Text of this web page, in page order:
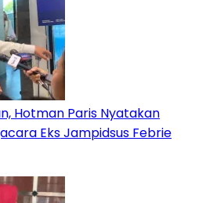
Hotman Paris Nyatakan
Eks Jampidsus Febrie